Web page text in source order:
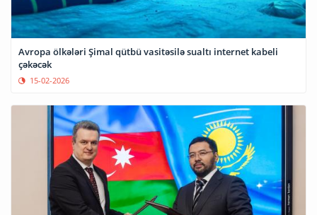
Avropa ölkələri Şimal qütbü vasitəsilə sualtı internet kabeli
çəkəcək
15-02-2026